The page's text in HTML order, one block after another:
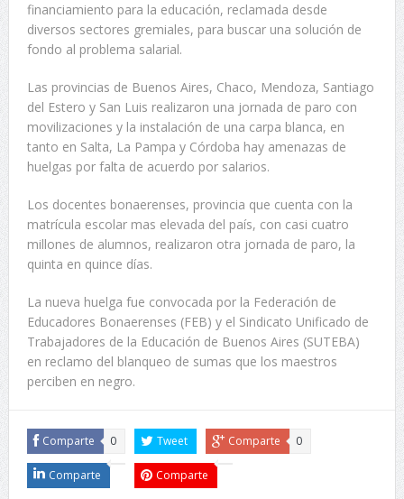
financiamiento para la educación, reclamada desde
diversos sectores gremiales, para buscar una solución de
fondo al problema salarial.
Las provincias de Buenos Aires, Chaco, Mendoza, Santiago
del Estero y San Luis realizaron una jornada de paro con
movilizaciones y la instalación de una carpa blanca, en
tanto en Salta, La Pampa y Córdoba hay amenazas de
huelgas por falta de acuerdo por salarios.
Los docentes bonaerenses, provincia que cuenta con la
matrícula escolar mas elevada del país, con casi cuatro
millones de alumnos, realizaron otra jornada de paro, la
quinta en quince días.
La nueva huelga fue convocada por la Federación de
Educadores Bonaerenses (FEB) y el Sindicato Unificado de
Trabajadores de la Educación de Buenos Aires (SUTEBA)
en reclamo del blanqueo de sumas que los maestros
perciben en negro.
Comparte 0 Tweet Comparte 0
Comparte Comparte